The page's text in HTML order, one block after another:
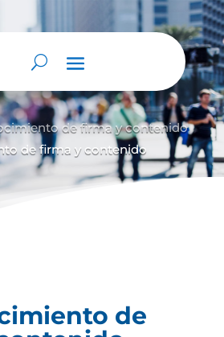
de firma y contenido
de firma y contenido
de